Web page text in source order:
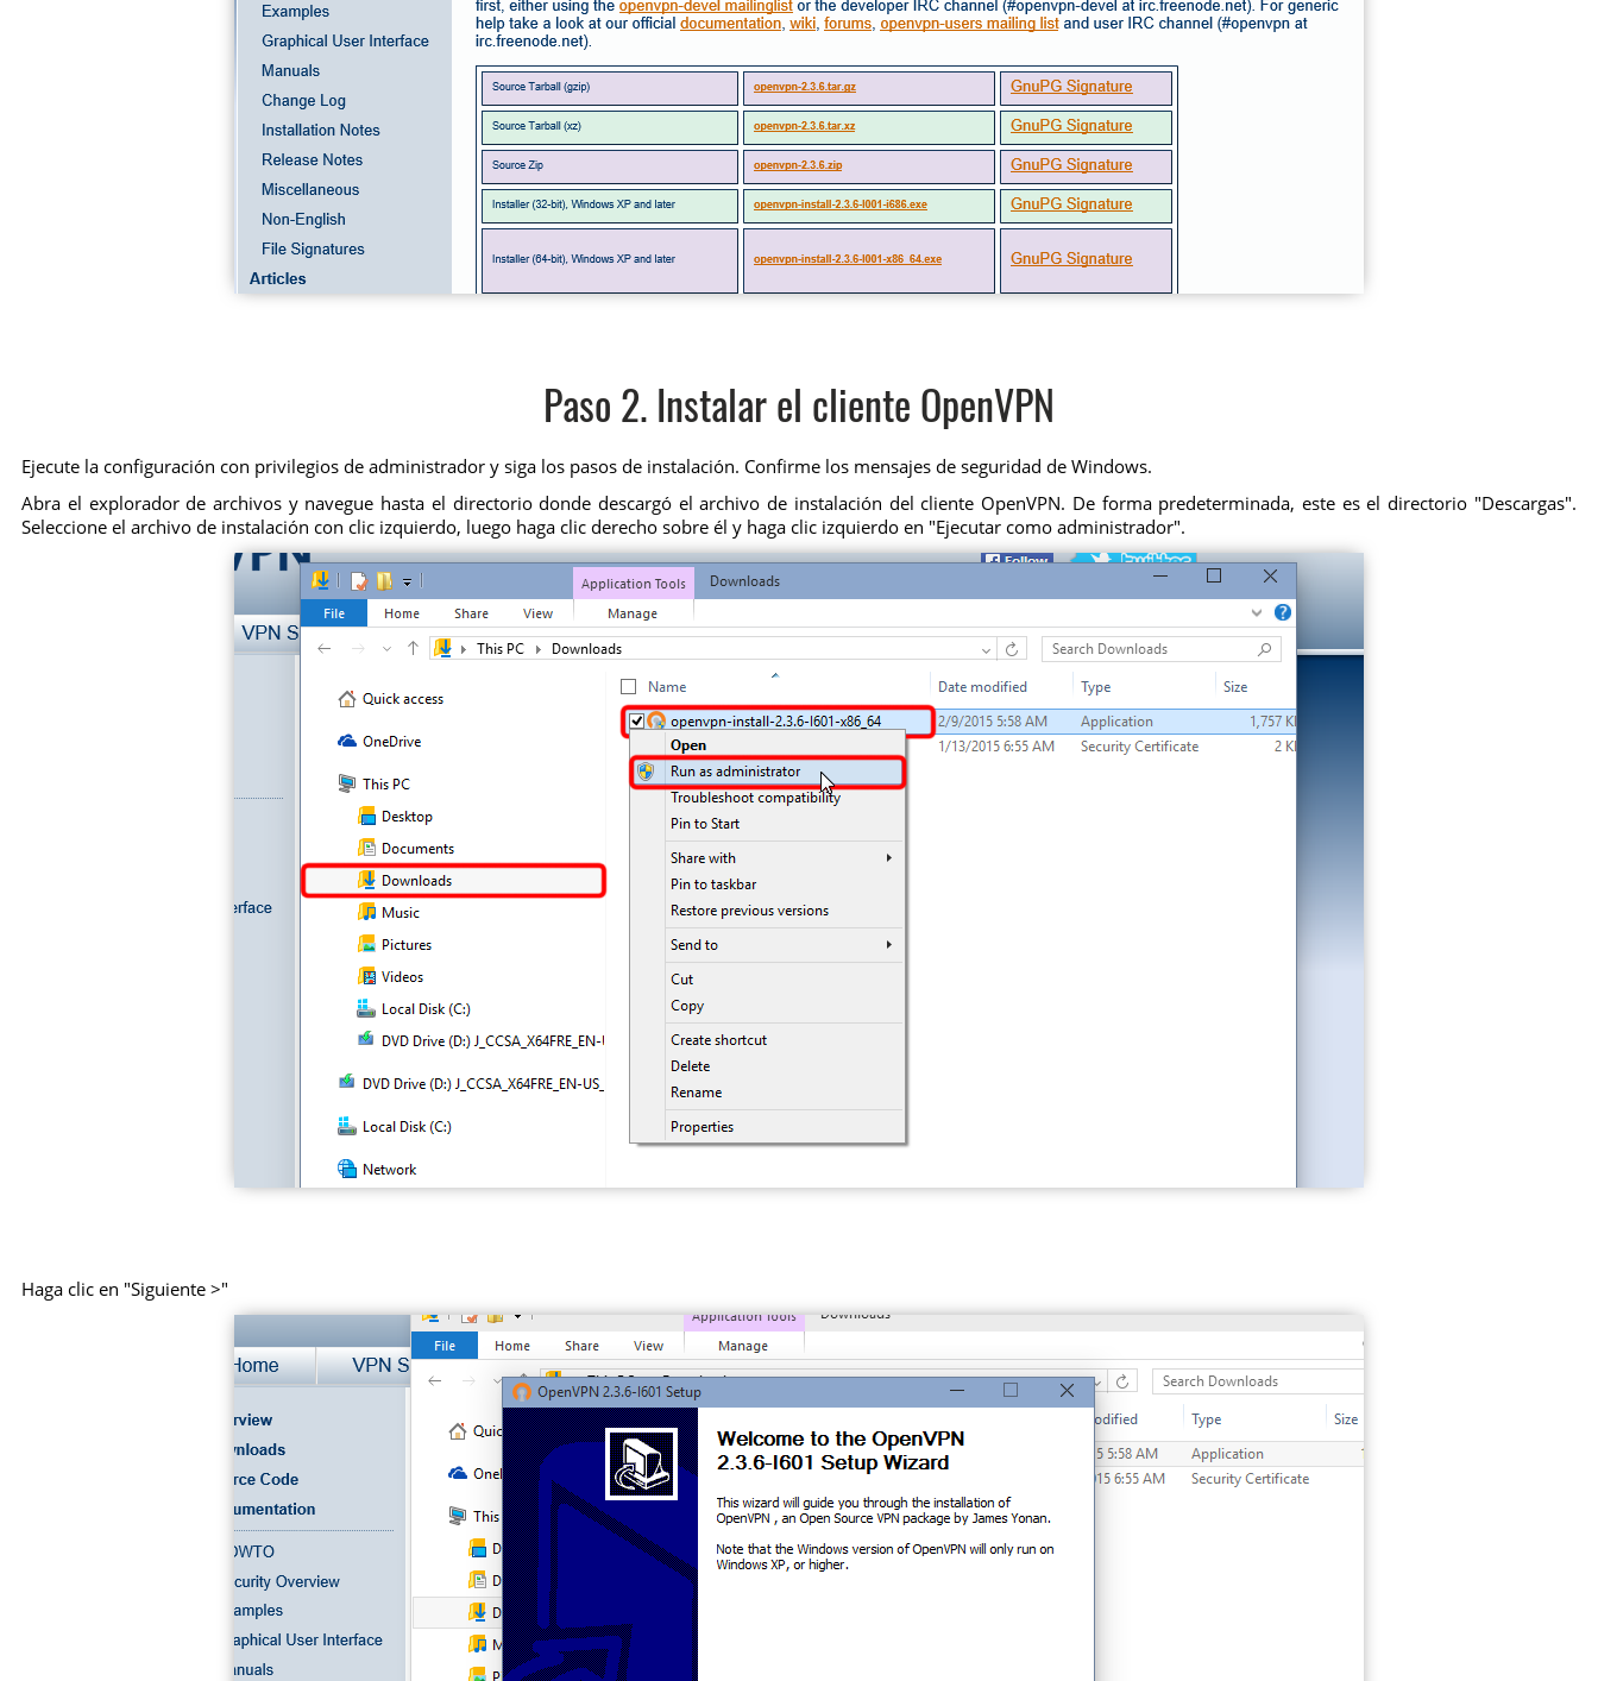
Paso 2. Instalar el cliente OpenVPN
Ejecute la configuración con privilegios de administrador y siga los pasos de instalación. Confirme los mensajes de seguridad de Windows.
Abra el explorador de archivos y navegue hasta el directorio donde descargó el archivo de instalación del cliente OpenVPN. De forma predeterminada, este es el directorio "Descargas".
Seleccione el archivo de instalación con clic izquierdo, luego haga clic derecho sobre él y haga clic izquierdo en "Ejecutar como administrador".
Haga clic en "Siguiente >"